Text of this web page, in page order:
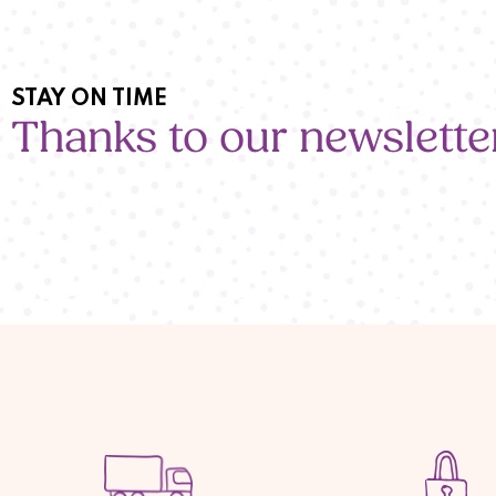
STAY ON TIME
Thanks to our